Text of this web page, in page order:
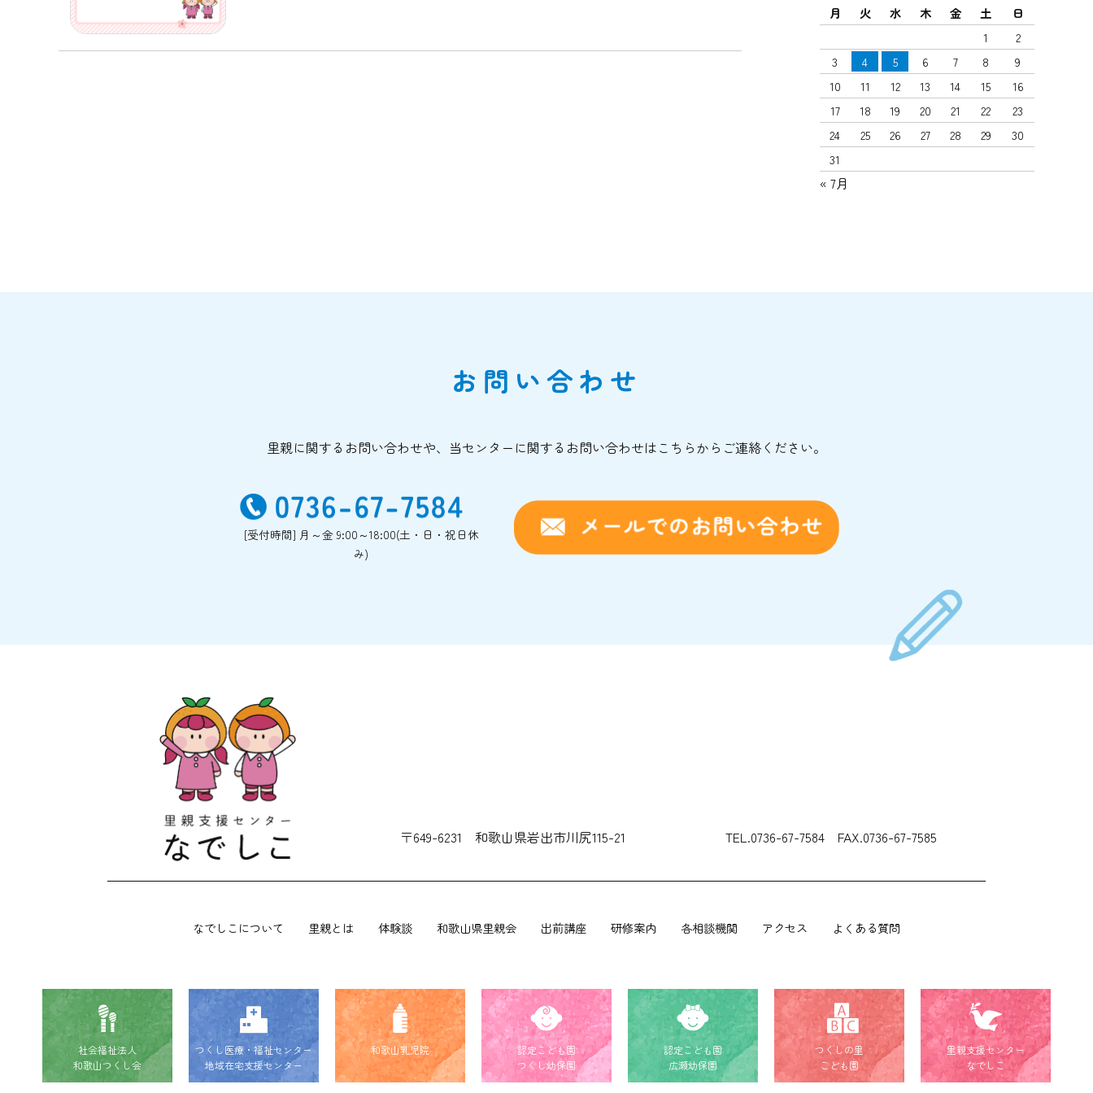
月 火 水 木 金 土
日
1
2
3
4 5 6 7 8
9
10
11 12 13 14 15
16
17
18 19 20 21 22
23
24
25 26 27 28 29
30
31
« 7月
お問い合わせ
里親に関するお問い合わせや、当センターに関するお問い合わせはこちらからご連絡ください。
[受付時間] 月～金 9:00～18:00(土・日・祝日休
み)
〒649-6231 和歌山県岩出市川尻115-21 TEL.0736-67-7584 FAX.0736-67-7585
なでしこについて 里親とは 体験談 和歌山県里親会 出前講座 研修案内 各相談機関 アクセス よくある質問
社会福祉法人
和歌山つくし会
つくし医療・福祉センター
地域在宅支援センター
和歌山乳児院
認定こども園
つくし幼保園
認定こども園
広瀬幼保園
つくしの里
こども園
里親支援センター
なでしこ